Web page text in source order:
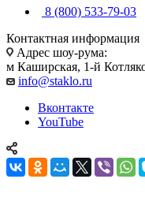
8 (800) 533-79-03
Контактная информация
Адрес шоу-рума:
м Каширская, 1-й
info@staklo.ru
Вконтакте
YouTube